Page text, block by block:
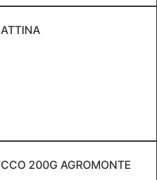
200G AGROMONTE